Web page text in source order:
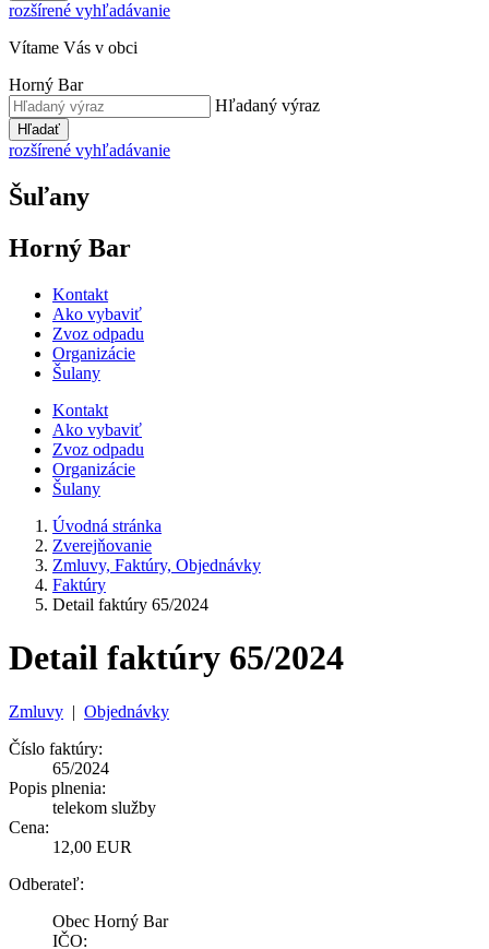
rozšírené vyhľadávanie
Vítame Vás v obci
Horný Bar
Hľadaný výraz
Hľadať
rozšírené vyhľadávanie
Šuľany
Horný Bar
Kontakt
Ako vybaviť
Zvoz odpadu
Organizácie
Šulany
Kontakt
Ako vybaviť
Zvoz odpadu
Organizácie
Šulany
Úvodná stránka
Zverejňovanie
Zmluvy, Faktúry, Objednávky
Faktúry
Detail faktúry 65/2024
Detail faktúry 65/2024
Zmluvy | Objednávky
Číslo faktúry:
65/2024
Popis plnenia:
telekom služby
Cena:
12,00 EUR
Odberateľ:
Obec Horný Bar
IČO: